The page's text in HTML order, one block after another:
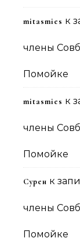
mitasmies к
члены
Помойке
mitasmies к
члены
Помойке
Сурен к
члены
Помойке